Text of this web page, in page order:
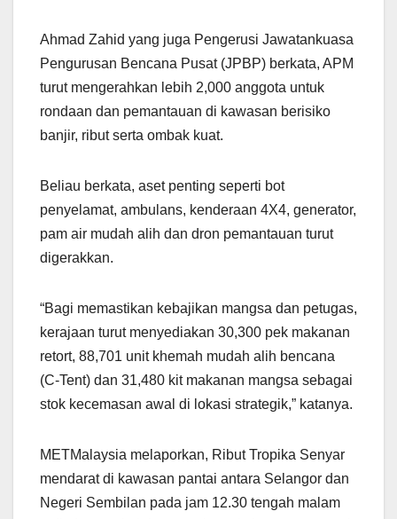
Ahmad Zahid yang juga Pengerusi Jawatankuasa
Pengurusan Bencana Pusat (JPBP) berkata, APM
turut mengerahkan lebih 2,000 anggota untuk
rondaan dan pemantauan di kawasan berisiko
banjir, ribut serta ombak kuat.
Beliau berkata, aset penting seperti bot
penyelamat, ambulans, kenderaan 4X4, generator,
pam air mudah alih dan dron pemantauan turut
digerakkan.
“Bagi memastikan kebajikan mangsa dan petugas,
kerajaan turut menyediakan 30,300 pek makanan
retort, 88,701 unit khemah mudah alih bencana
(C-Tent) dan 31,480 kit makanan mangsa sebagai
stok kecemasan awal di lokasi strategik,” katanya.
METMalaysia melaporkan, Ribut Tropika Senyar
mendarat di kawasan pantai antara Selangor dan
Negeri Sembilan pada jam 12.30 tengah malam